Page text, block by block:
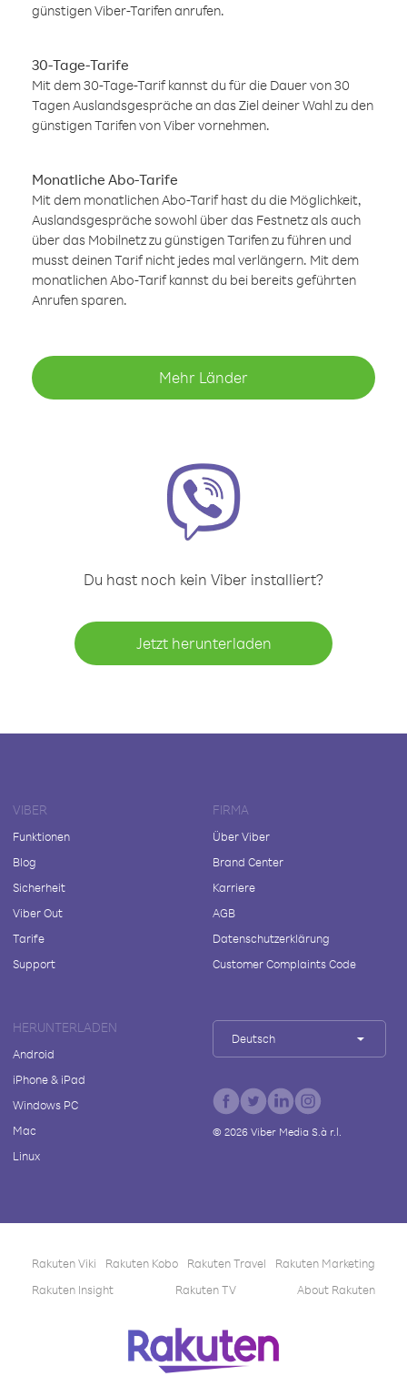
günstigen Viber-Tarifen anrufen.
30-Tage-Tarife
Mit dem 30-Tage-Tarif kannst du für die Dauer von 30
Tagen Auslandsgespräche an das Ziel deiner Wahl zu den
günstigen Tarifen von Viber vornehmen.
Monatliche Abo-Tarife
Mit dem monatlichen Abo-Tarif hast du die Möglichkeit,
Auslandsgespräche sowohl über das Festnetz als auch
über das Mobilnetz zu günstigen Tarifen zu führen und
musst deinen Tarif nicht jedes mal verlängern. Mit dem
monatlichen Abo-Tarif kannst du bei bereits geführten
Anrufen sparen.
Mehr Länder
Du hast noch kein Viber installiert?
Jetzt herunterladen
VIBER
Funktionen
Blog
Sicherheit
Viber Out
Tarife
Support
FIRMA
Über Viber
Brand Center
Karriere
AGB
Datenschutzerklärung
Customer Complaints Code
HERUNTERLADEN
Android
iPhone & iPad
Windows PC
Mac
Linux
Deutsch
© 2026Viber Media S.à r.l.
Rakuten Viki Rakuten Kobo Rakuten Travel
Rakuten Marketing
Rakuten Insight
Rakuten TV About Rakuten